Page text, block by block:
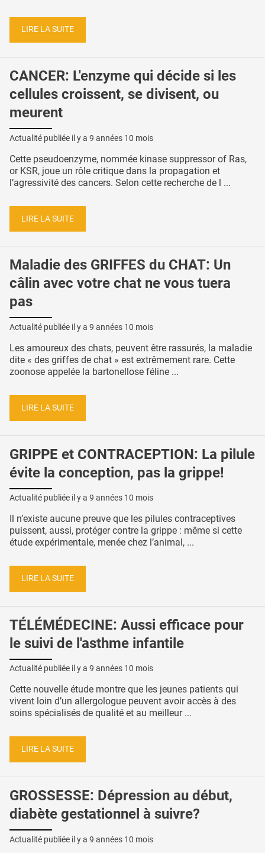
LIRE LA SUITE
CANCER: L'enzyme qui décide si les
cellules croissent, se divisent, ou
meurent
Actualité publiée il y a 9 années 10 mois
Cette pseudoenzyme, nommée kinase suppressor of Ras,
or KSR, joue un rôle critique dans la propagation et
l’agressivité des cancers. Selon cette recherche de l ...
LIRE LA SUITE
Maladie des GRIFFES du CHAT: Un
câlin avec votre chat ne vous tuera
pas
Actualité publiée il y a 9 années 10 mois
Les amoureux des chats, peuvent être rassurés, la maladie
dite « des griffes de chat » est extrêmement rare. Cette
zoonose appelée la bartonellose féline ...
LIRE LA SUITE
GRIPPE et CONTRACEPTION: La pilule
évite la conception, pas la grippe!
Actualité publiée il y a 9 années 10 mois
Il n’existe aucune preuve que les pilules contraceptives
puissent, aussi, protéger contre la grippe : même si cette
étude expérimentale, menée chez l’animal, ...
LIRE LA SUITE
TÉLÉMÉDECINE: Aussi efficace pour
le suivi de l'asthme infantile
Actualité publiée il y a 9 années 10 mois
Cette nouvelle étude montre que les jeunes patients qui
vivent loin d’un allergologue peuvent avoir accès à des
soins spécialisés de qualité et au meilleur ...
LIRE LA SUITE
GROSSESSE: Dépression au début,
diabète gestationnel à suivre?
Actualité publiée il y a 9 années 10 mois